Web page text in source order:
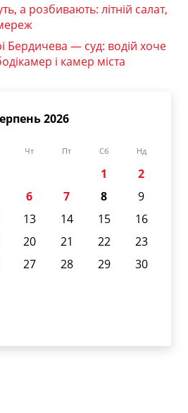
а розбивають: літній салат,
Бердичева — суд: водій хоче
і камер міста
2026
Чт Пт Сб Нд
1
2
6 7 8
9
13 14 15
16
20 21 22
23
27 28 29
30